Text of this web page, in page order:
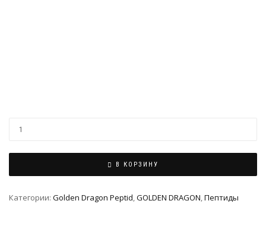
В КОРЗИНУ
Категории: Golden Dragon Peptid,GOLDEN DRAGON,Пептиды